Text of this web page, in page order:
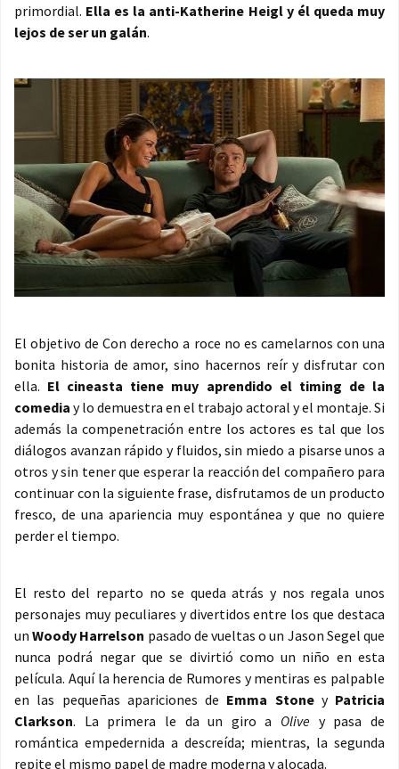
primordial. Ella es la anti-Katherine Heigl y él queda muy
lejos de ser un galán.
El objetivo de Con derecho a roce no es camelarnos con una
bonita historia de amor, sino hacernos reír y disfrutar con
ella. El cineasta tiene muy aprendido el timing de la
comedia y lo demuestra en el trabajo actoral y el montaje. Si
además la compenetración entre los actores es tal que los
diálogos avanzan rápido y fluidos, sin miedo a pisarse unos a
otros y sin tener que esperar la reacción del compañero para
continuar con la siguiente frase, disfrutamos de un producto
fresco, de una apariencia muy espontánea y que no quiere
perder el tiempo.
El resto del reparto no se queda atrás y nos regala unos
personajes muy peculiares y divertidos entre los que destaca
unWoody Harrelson pasado de vueltas o un Jason Segel que
nunca podrá negar que se divirtió como un niño en esta
película. Aquí la herencia de Rumores y mentiras es palpable
en las pequeñas apariciones de Emma Stoney Patricia
Clarkson. La primera le da un giro a Olive y pasa de
romántica empedernida a descreída; mientras, la segunda
repite el mismo papel de madre moderna y alocada.